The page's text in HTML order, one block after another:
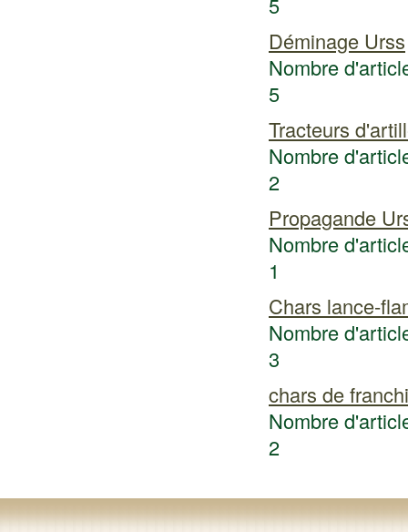
Déminage Urss
Nombre
5
Tracteurs
Nombre
2
Propagande
Nombre
1
Chars lance-
Nombre
3
chars de
Nombre
2